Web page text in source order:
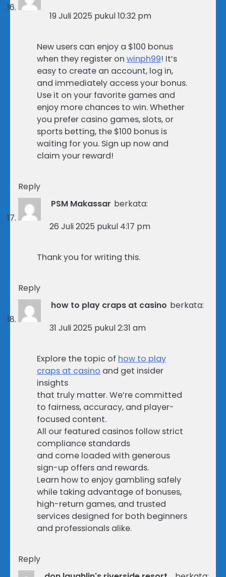
19 Juli 2025 pukul 10:32 pm
New users can enjoy a $100 bonus
when they register on winph99! It’s
easy to create an account, log in,
and immediately access your bonus.
Use it on your favorite games and
enjoy more chances to win. Whether
you prefer casino games, slots, or
sports betting, the $100 bonus is
waiting for you. Sign up now and
claim your reward!
Reply
PSM Makassar berkata:
26 Juli 2025 pukul 4:17 pm
Thank you for writing this.
Reply
how to play craps at casino berkata:
31 Juli 2025 pukul 2:31 am
Explore the topic of how to play
craps at casino and get insider
insights
that truly matter. We’re committed
to fairness, accuracy, and player-
focused content.
All our featured casinos follow strict
compliance standards
and come loaded with generous
sign-up offers and rewards.
Learn how to enjoy gambling safely
while taking advantage of bonuses,
high-return games, and trusted
services designed for both beginners
and professionals alike.
Reply